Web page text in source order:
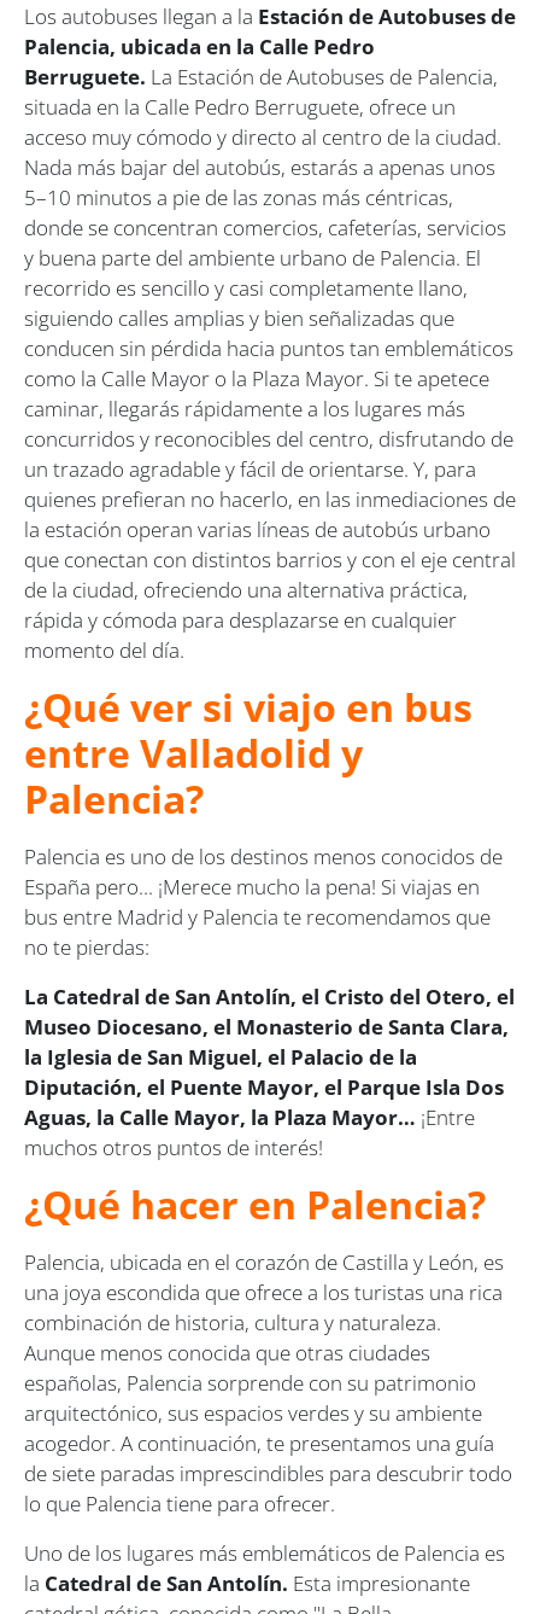
Los autobuses llegan a la Estación de Autobuses de
Palencia, ubicada en la Calle Pedro
Berruguete. La Estación de Autobuses de Palencia,
situada en la Calle Pedro Berruguete, ofrece un
acceso muy cómodo y directo al centro de la ciudad.
Nada más bajar del autobús, estarás a apenas unos
5–10 minutos a pie de las zonas más céntricas,
donde se concentran comercios, cafeterías, servicios
y buena parte del ambiente urbano de Palencia. El
recorrido es sencillo y casi completamente llano,
siguiendo calles amplias y bien señalizadas que
conducen sin pérdida hacia puntos tan emblemáticos
como la Calle Mayor o la Plaza Mayor. Si te apetece
caminar, llegarás rápidamente a los lugares más
concurridos y reconocibles del centro, disfrutando de
un trazado agradable y fácil de orientarse. Y, para
quienes prefieran no hacerlo, en las inmediaciones de
la estación operan varias líneas de autobús urbano
que conectan con distintos barrios y con el eje central
de la ciudad, ofreciendo una alternativa práctica,
rápida y cómoda para desplazarse en cualquier
momento del día.
¿Qué ver si viajo en bus
entre Valladolid y
Palencia?
Palencia es uno de los destinos menos conocidos de
España pero... ¡Merece mucho la pena! Si viajas en
bus entre Madrid y Palencia te recomendamos que
no te pierdas:
La Catedral de San Antolín, el Cristo del Otero, el
Museo Diocesano, el Monasterio de Santa Clara,
la Iglesia de San Miguel, el Palacio de la
Diputación, el Puente Mayor, el Parque Isla Dos
Aguas, la Calle Mayor, la Plaza Mayor… ¡Entre
muchos otros puntos de interés!
¿Qué hacer en Palencia?
Palencia, ubicada en el corazón de Castilla y León, es
una joya escondida que ofrece a los turistas una rica
combinación de historia, cultura y naturaleza.
Aunque menos conocida que otras ciudades
españolas, Palencia sorprende con su patrimonio
arquitectónico, sus espacios verdes y su ambiente
acogedor. A continuación, te presentamos una guía
de siete paradas imprescindibles para descubrir todo
lo que Palencia tiene para ofrecer.
Uno de los lugares más emblemáticos de Palencia es
la Catedral de San Antolín. Esta impresionante